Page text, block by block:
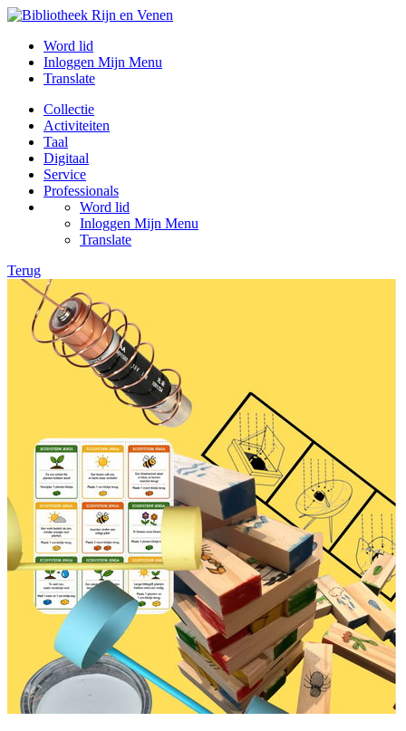
Word lid
Inloggen Mijn Menu
Translate
Collectie
Activiteiten
Taal
Digitaal
Service
Professionals
Word lid
Inloggen Mijn Menu
Translate
Terug